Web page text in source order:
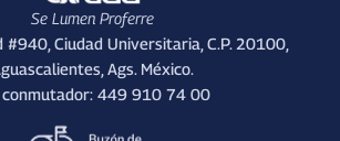
Se Lumen Proferre
#940, Ciudad Universitaria, C.P. 20100,
Ags. México.
conmutador: 449 910 74 00